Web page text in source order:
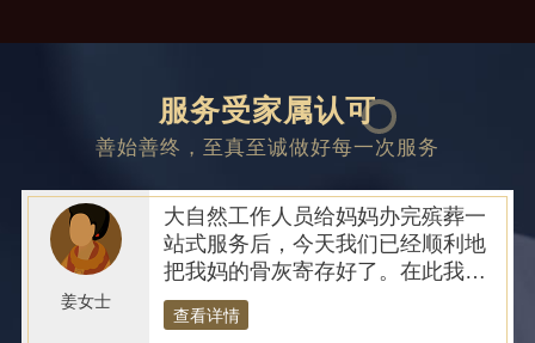
服务受家属认可
善始善终，至真至诚做好每一次服务
姜女士
大自然工作人员给妈妈办完殡葬一
站式服务后，今天我们已经顺利地
把我妈的骨灰寄存好了。在此我代
表我们全家对你和你们公司做出的
所有努力和工作表示衷心的感谢人,
查看详情